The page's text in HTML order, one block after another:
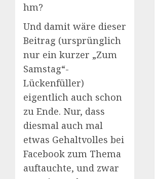
hm?
Und damit wäre dieser
Beitrag (ursprünglich
nur ein kurzer „Zum
Samstag“-
Lückenfüller)
eigentlich auch schon
zu Ende. Nur, dass
diesmal auch mal
etwas Gehaltvolles bei
Facebook zum Thema
auftauchte, und zwar